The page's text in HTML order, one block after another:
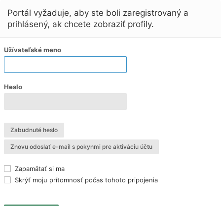
Portál vyžaduje, aby ste boli zaregistrovaný a
prihlásený, ak chcete zobraziť profily.
Užívateľské meno
Heslo
Zabudnuté heslo
Znovu odoslať e-mail s pokynmi pre aktiváciu účtu
Zapamätať si ma
Skrýť moju prítomnosť počas tohoto pripojenia